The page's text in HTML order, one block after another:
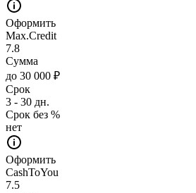
Оформить
Max.Credit
7.8
Сумма
до 30 000 ₽
Срок
3 - 30 дн.
Срок без %
нет
Оформить
CashToYou
7.5